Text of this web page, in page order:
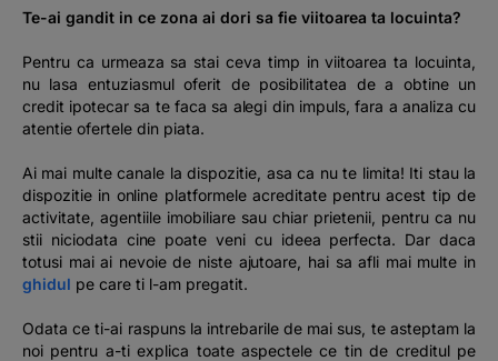
Te-ai gandit in ce zona ai dori sa fie viitoarea ta locuinta?
Pentru ca urmeaza sa stai ceva timp in viitoarea ta locuinta,
nu lasa entuziasmul oferit de posibilitatea de a obtine un
credit ipotecar sa te faca sa alegi din impuls, fara a analiza cu
atentie ofertele din piata.
Ai mai multe canale la dispozitie, asa ca nu te limita! Iti stau la
dispozitie in online platformele acreditate pentru acest tip de
activitate, agentiile imobiliare sau chiar prietenii, pentru ca nu
stii niciodata cine poate veni cu ideea perfecta. Dar daca
totusi mai ai nevoie de niste ajutoare, hai sa afli mai multe in
ghidul pe care ti l-am pregatit.
Odata ce ti-ai raspuns la intrebarile de mai sus, te asteptam la
noi pentru a-ti explica toate aspectele ce tin de creditul pe